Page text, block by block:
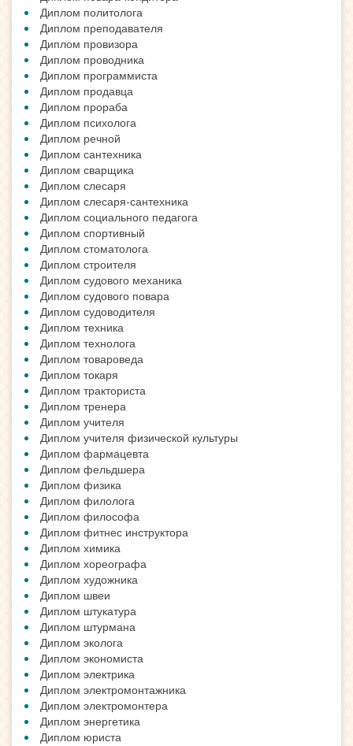
Диплом политолога
Диплом преподавателя
Диплом провизора
Диплом проводника
Диплом программиста
Диплом продавца
Диплом прораба
Диплом психолога
Диплом речной
Диплом сантехника
Диплом сварщика
Диплом слесаря
Диплом слесаря-сантехника
Диплом социального педагога
Диплом спортивный
Диплом стоматолога
Диплом строителя
Диплом судового механика
Диплом судового повара
Диплом судоводителя
Диплом техника
Диплом технолога
Диплом товароведа
Диплом токаря
Диплом тракториста
Диплом тренера
Диплом учителя
Диплом учителя физической культуры
Диплом фармацевта
Диплом фельдшера
Диплом физика
Диплом филолога
Диплом философа
Диплом фитнес инструктора
Диплом химика
Диплом хореографа
Диплом художника
Диплом швеи
Диплом штукатура
Диплом штурмана
Диплом эколога
Диплом экономиста
Диплом электрика
Диплом электромонтажника
Диплом электромонтера
Диплом энергетика
Диплом юриста